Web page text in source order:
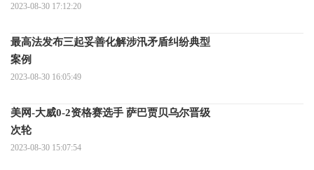
2023-08-30 17:12:20
最高法发布三起妥善化解涉汛矛盾纠纷典型
案例
2023-08-30 16:05:49
美网-大威0-2资格赛选手 萨巴贾贝乌尔晋级
次轮
2023-08-30 15:07:54